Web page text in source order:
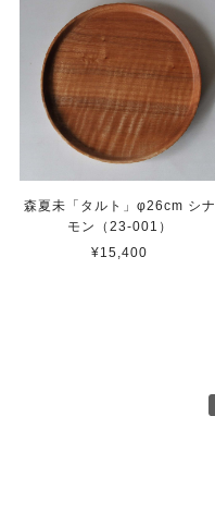
森夏未「タルト」φ26cm シナ
モン（23-001）
¥15,400